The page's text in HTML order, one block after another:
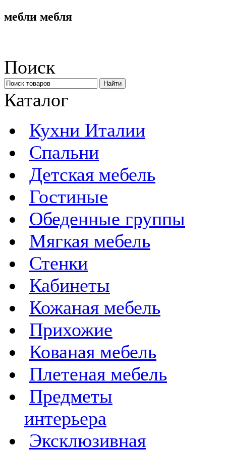
мебли мебля
Поиск
Каталог
Кухни Италии
Спальни
Детская мебель
Гостиные
Обеденные группы
Мягкая мебель
Стенки
Кабинеты
Кожаная мебель
Прихожие
Кованая мебель
Плетеная мебель
Предметы
интерьера
Эксклюзивная